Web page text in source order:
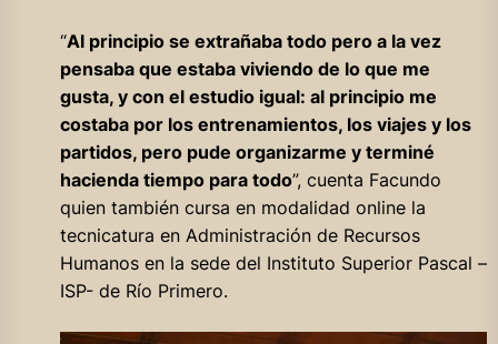
“Al principio se extrañaba todo pero a la vez
pensaba que estaba viviendo de lo que me
gusta, y con el estudio igual: al principio me
costaba por los entrenamientos, los viajes y los
partidos, pero pude organizarme y terminé
hacienda tiempo para todo”, cuenta Facundo
quien también cursa en modalidad online la
tecnicatura en Administración de Recursos
Humanos en la sede del Instituto Superior Pascal –
ISP- de Río Primero.